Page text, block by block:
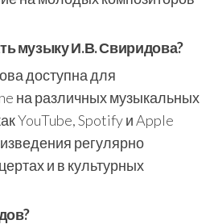
музыку И.В. Свиридова?
доступна для
на различных музыкальных
YouTube, Spotify и Apple
регулярно
и в культурных